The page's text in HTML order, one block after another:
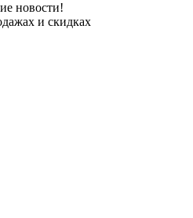
новости!
и скидках